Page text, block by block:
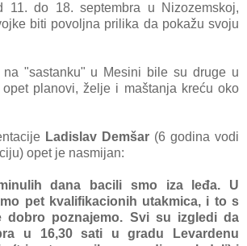
11. do 18. septembra u Nizozemskoj,
biti povoljna prilika da pokažu svoju
"sastanku" u Mesini bile su druge u
planovi, želje i maštanja kreću oko
Ladislav Demšar (6 godina vodi
opet je nasmijan:
dana bacili smo iza leđa. U
pet kvalifikacionih utakmica, i to s
dobro poznajemo. Svi su izgledi da
u 16,30 sati u gradu Levardenu